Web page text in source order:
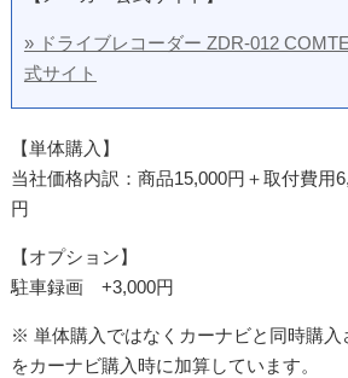
» ドライブレコーダー ZDR-012
式サイト
【単体購入】
当社価格内訳：商品15,000円＋取付費用
円
【オプション】
駐車録画 +3,000円
※ 単体購入ではなくカーナビと同時購入
をカーナビ購入時に加算しています。